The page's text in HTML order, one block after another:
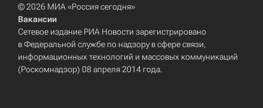
© 2026 МИА «Россия сегодня»
Вакансии
Сетевое издание РИА Новости зарегистрировано
в Федеральной службе по надзору в сфере связи,
информационных технологий и массовых коммуникаций
(Роскомнадзор) 08 апреля 2014 года.